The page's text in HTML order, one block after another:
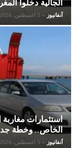
الجالية دخلوا
آنفانيوز - 5 أغسطس، 2026
الخاص.. وخطة
آنفانيوز - 5 أغسطس، 2026